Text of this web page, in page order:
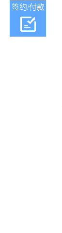
签约/付款